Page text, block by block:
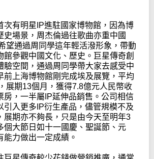
次有明星IP進駐國家博物館，因為博
史場景，周杰倫過往歌曲亦重中國
望通過周同學這年輕活潑形象，帶動
館參觀中國文化、歷史。巨星傳奇創
驗空間，通過周同學帶大家去感受中
前上海博物館剛完成埃及展覽，平均
展期13個月，獲得7.8億元人民幣收
房，一半屬IP延伸品銷售。公司相信
引入更多IP衍生產品，儘管規模不及
展期亦不夠長，只是由今天至明年3
個大節日如十一國慶、聖誕節、元
能力做出一定成績。